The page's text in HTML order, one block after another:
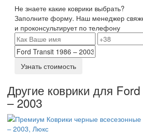
Не знаете какие коврики выбрать?
Заполните форму. Наш менеджер
и проконсультирует по телефону
Узнать стоимость
Другие коврики для
– 2003